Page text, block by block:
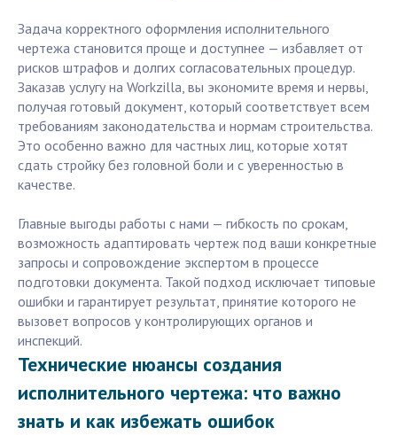
Задача корректного оформления исполнительного
чертежа становится проще и доступнее — избавляет от
рисков штрафов и долгих согласовательных процедур.
Заказав услугу на Workzilla, вы экономите время и нервы,
получая готовый документ, который соответствует всем
требованиям законодательства и нормам строительства.
Это особенно важно для частных лиц, которые хотят
сдать стройку без головной боли и с уверенностью в
качестве.
Главные выгоды работы с нами — гибкость по срокам,
возможность адаптировать чертеж под ваши конкретные
запросы и сопровождение экспертом в процессе
подготовки документа. Такой подход исключает типовые
ошибки и гарантирует результат, принятие которого не
вызовет вопросов у контролирующих органов и
инспекций.
Технические нюансы создания
исполнительного чертежа: что важно
знать и как избежать ошибок